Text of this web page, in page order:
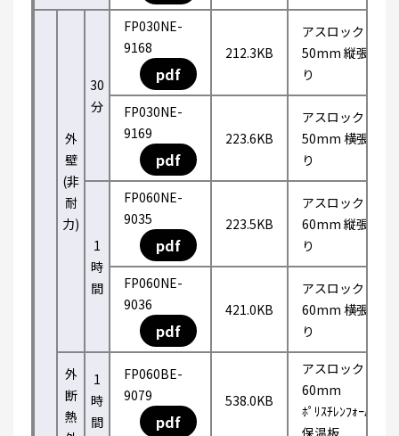
外
壁
(非
耐
力)
30
分
FP030NE-
9168
pdf
212.3KB
アスロック
50mm 縦張
り
FP030NE-
9169
pdf
223.6KB
アスロック
50mm 横張
り
1
時
間
FP060NE-
9035
pdf
223.5KB
アスロック
60mm 縦張
り
FP060NE-
9036
pdf
421.0KB
アスロック
60mm 横張
り
外
断
熱
1
時
間
FP060BE-
9079
pdf
538.0KB
アスロック
60mm
ﾎﾟﾘｽﾁﾚﾝﾌｫｰﾑ
保温板